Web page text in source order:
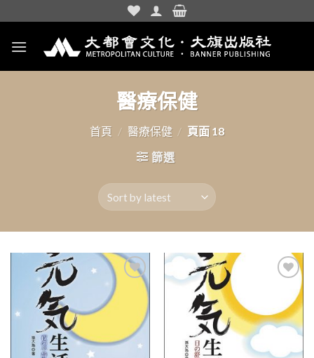
to
content
醫療保健
首頁 / 醫療保健 / 頁面 18
篩選
加入
單」
「願
望清
單」